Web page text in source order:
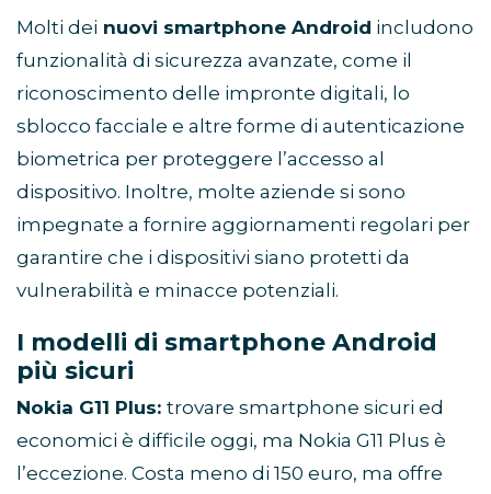
Molti dei nuovi smartphone Android includono
funzionalità di sicurezza avanzate, come il
riconoscimento delle impronte digitali, lo
sblocco facciale e altre forme di autenticazione
biometrica per proteggere l’accesso al
dispositivo. Inoltre, molte aziende si sono
impegnate a fornire aggiornamenti regolari per
garantire che i dispositivi siano protetti da
vulnerabilità e minacce potenziali.
I modelli di smartphone Android
più sicuri
Nokia G11 Plus: trovare smartphone sicuri ed
economici è difficile oggi, ma Nokia G11 Plus è
l’eccezione. Costa meno di 150 euro, ma offre